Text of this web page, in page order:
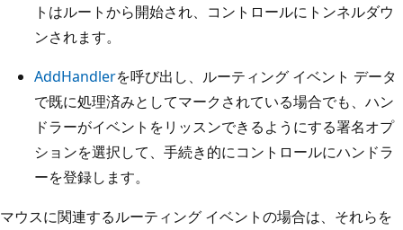
トはルートから開始され、コントロールにトンネルダウ
ンされます。
AddHandlerを呼び出し、ルーティング イベント データ
で既に処理済みとしてマークされている場合でも、ハン
ドラーがイベントをリッスンできるようにする署名オプ
ションを選択して、手続き的にコントロールにハンドラ
ーを登録します。
マウスに関連するルーティング イベントの場合は、それらを